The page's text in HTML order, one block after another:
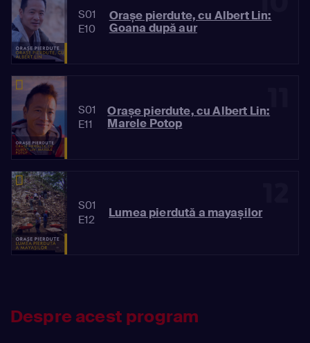
S01
E10
Orașe pierdute, cu Albert Lin:
Goana după aur
S01
E11
Orașe pierdute, cu Albert Lin:
Marele Potop
S01
E12
Lumea pierdută a mayașilor
Despre acest program